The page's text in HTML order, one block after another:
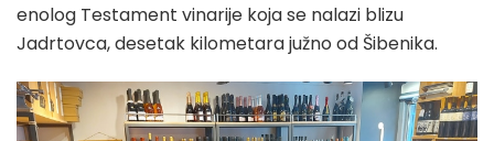
enolog Testament vinarije koja se nalazi blizu
Jadrtovca, desetak kilometara južno od Šibenika.